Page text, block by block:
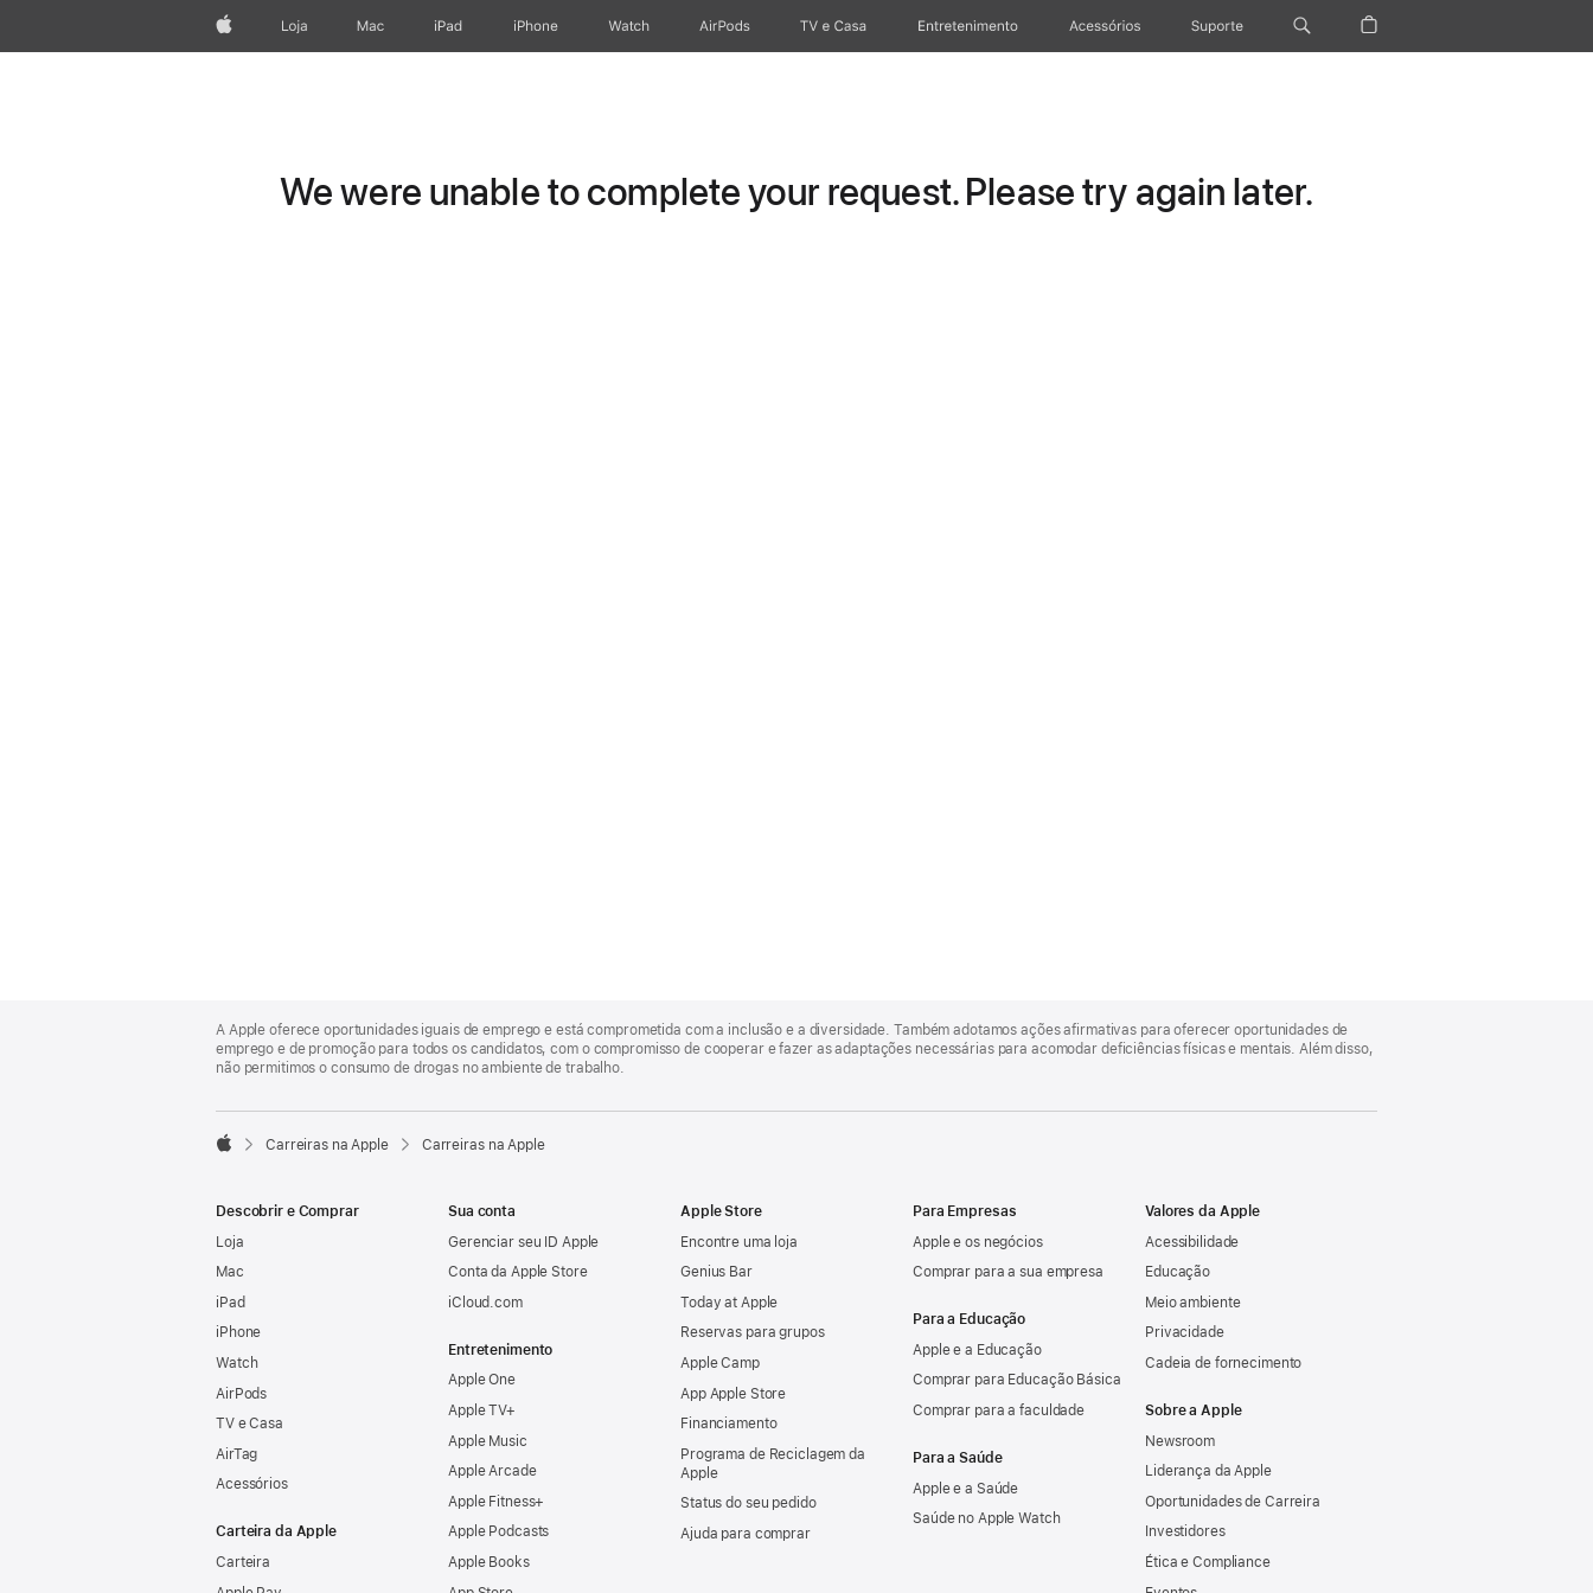
AppleLoja Mac iPad iPhone Apple Watch AirPods TV e Casa Entretenimento Acessórios Suporte
We were unable to complete your request. Please try again later.
Footer
A Apple oferece oportunidades iguais de emprego e está comprometida com a inclusão e a diversidade. Também adotamos ações afirmativas para oferecer oportunidades de
emprego e de promoção para todos os candidatos, com o compromisso de cooperar e fazer as adaptações necessárias para acomodar deficiências físicas e mentais. Além disso,
não permitimos o consumo de drogas no ambiente de trabalho.

Carreiras na Apple Carreiras na Apple
Descobrir e Comprar
Loja
Mac
iPad
iPhone
Watch
AirPods
TV e Casa
AirTag
Acessórios
Carteira da Apple
Carteira
Sua conta
Gerenciar seu ID Apple
Conta da Apple Store
iCloud.com
Entretenimento
Apple One
Apple TV+
Apple Music
Apple Arcade
Apple Fitness+
Apple Podcasts
Apple Books
Apple Store
Encontre uma loja
Genius Bar
Today at Apple
Reservas para grupos
Apple Camp
App Apple Store
Financiamento
Programa de Reciclagem da
Apple
Status do seu pedido
Ajuda para comprar
Para Empresas
Apple e os negócios
Comprar para a sua empresa
Para a Educação
Apple e a Educação
Comprar para Educação Básica
Comprar para a faculdade
Para a Saúde
Apple e a Saúde
Saúde no Apple Watch
Valores da Apple
Acessibilidade
Educação
Meio ambiente
Privacidade
Cadeia de fornecimento
Sobre a Apple
Newsroom
Liderança da Apple
Oportunidades de Carreira
Investidores
Ética e Compliance